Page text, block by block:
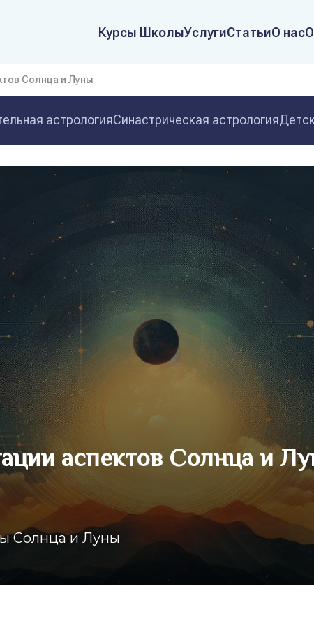
Курсы ШколыУслугиСтатьиО нас
Солнца и Луны
астрологияСинастрическая астрология
аспектов Солнца и
Солнца и Луны